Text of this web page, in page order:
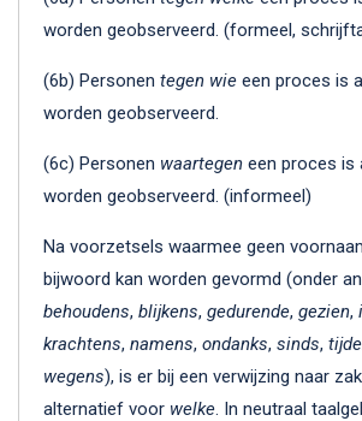
worden geobserveerd. (formeel,
(6b) Personen tegen wie een proces is
worden geobserveerd.
(6c) Personen waartegen een proces is
worden geobserveerd. (informeel)
Na voorzetsels waarmee geen
bijwoord kan worden gevormd (onder
behoudens, blijkens, gedurende, gezien,
krachtens, namens, ondanks, sinds,
wegens), is er bij een verwijzing naar
alternatief voor welke. In neutraal